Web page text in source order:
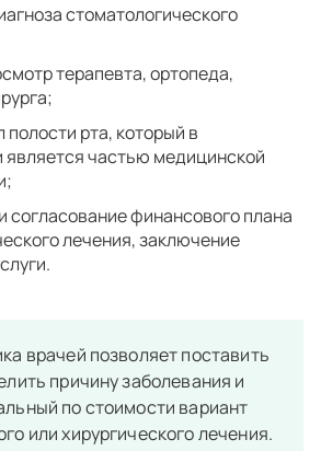
стоматологического
терапевта, ортопеда,
рта, который в
является частью медицинской
согласование финансового плана
лечения, заключение
врачей позволяет поставить
причину заболевания и
по стоимости вариант
или хирургического лечения.